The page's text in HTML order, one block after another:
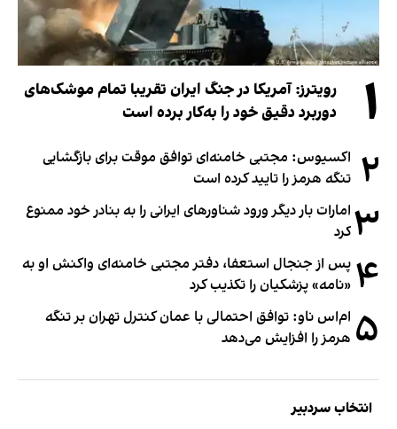
۱
رویترز: آمریکا در جنگ ایران تقریبا تمام موشک‌های
دوربرد دقیق خود را به‌کار برده است
۲ اکسیوس: مجتبی خامنه‌ای توافق موقت برای بازگشایی
تنگه هرمز را تایید کرده است
۳ امارات بار دیگر ورود شناورهای ایرانی را به بنادر خود ممنوع
کرد
۴ پس از جنجال استعفا، دفتر مجتبی خامنه‌ای واکنش او به
«نامه» پزشکیان را تکذیب کرد
۵ ام‌اس ناو: توافق احتمالی با عمان کنترل تهران بر تنگه
هرمز را افزایش می‌دهد
انتخاب سردبیر